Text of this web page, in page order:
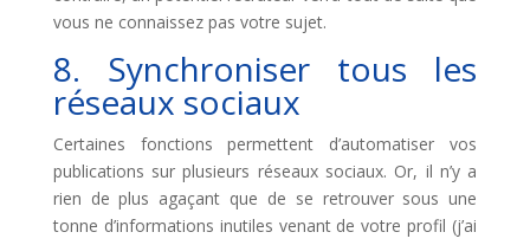
vous ne connaissez pas votre sujet.
8. Synchroniser tous les
réseaux sociaux
Certaines fonctions permettent d’automatiser vos
publications sur plusieurs réseaux sociaux. Or, il n’y a
rien de plus agaçant que de se retrouver sous une
tonne d’informations inutiles venant de votre profil (j’ai